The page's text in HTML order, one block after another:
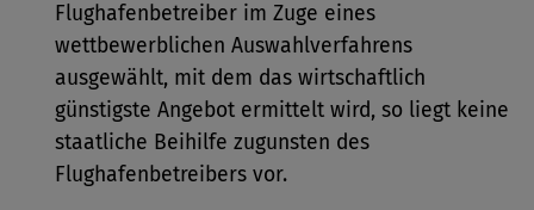
Flughafenbetreiber im Zuge eines
wettbewerblichen Auswahlverfahrens
ausgewählt, mit dem das wirtschaftlich
günstigste Angebot ermittelt wird, so liegt keine
staatliche Beihilfe zugunsten des
Flughafenbetreibers vor.